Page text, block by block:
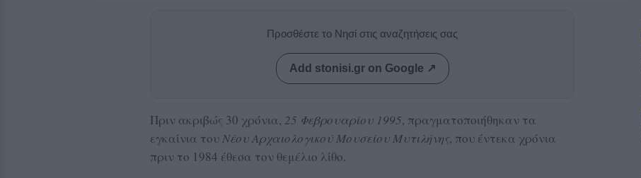
Προσθέστε το Νησί στις αναζητήσεις σας
Add stonisi.gr on Google ↗
Πριν ακριβώς 30 χρόνια, 25 Φεβρουαρίου 1995, πραγματοποιήθηκαν τα
εγκαίνια τουΝέου Αρχαιολογικού Μουσείου Μυτιλήνης, που έντεκα χρόνια
πριν το 1984 έθεσα τον θεμέλιο λίθο.